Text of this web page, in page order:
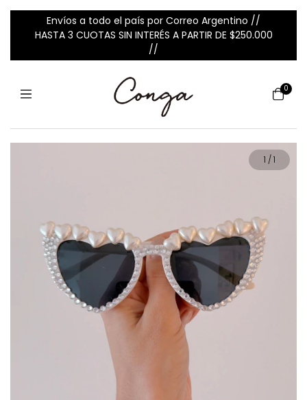
Envíos a todo el país por Correo Argentino //
HASTA 3 CUOTAS SIN INTERÉS A PARTIR DE $250.000
//
0
1 /1